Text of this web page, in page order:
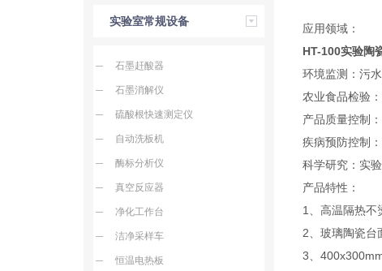
实验室常规设备
石墨赶酸器
石墨消解仪
硫酸根快速测定仪
自动洗板机
酶标分析仪
真空反应器
净化工作台
洁净采样车
恒温电热板
应用领域：
HT-100实验陶
环境监测：污
农业食品检验
产品质量控制
疾病预防控制
科学研究：实
产品特性：
1、高温隔热不
2、玻璃陶瓷台
3、